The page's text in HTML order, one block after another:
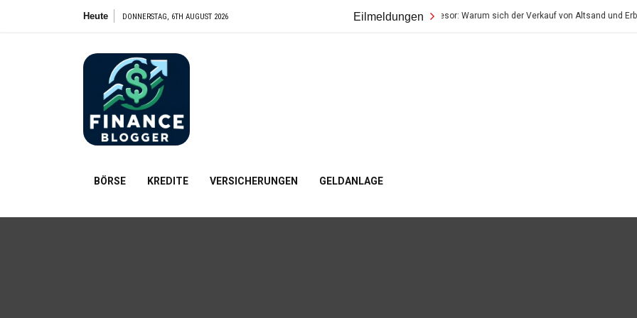
Heute DONNERSTAG, 6TH AUGUST 2026 Eilmeldungen
Der wahre Wert im Tresor: Warum sich der Verkauf von Altsand und Erbstücken so
BÖRSE KREDITE VERSICHERUNGEN GELDANLAGE